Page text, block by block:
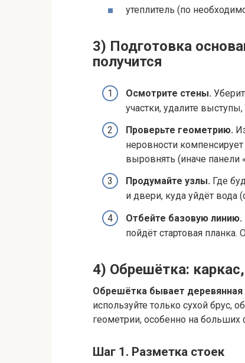
утеплитель (по
3) Подготовка
получится
Осмотрите стены.
участки, удалите
Проверьте геометрию.
неровности
выровнять (иначе панели
Продумайте узлы. Где
и двери, куда уйдёт вода
Отбейте базовую линию.
пойдёт стартовая
4) Обрешётка:
Обрешётка бывает деревянная
используйте только сухой брус,
геометрии, особенно на больших
Шаг 1. Разметка стоек